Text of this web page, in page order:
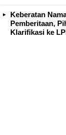
Keberatan
Pemberitaan,
Klarifikasi ke